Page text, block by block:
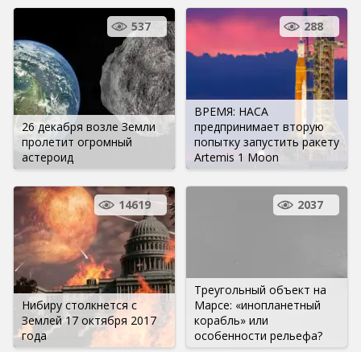
26 декабря возле Земли
пролетит огромный
астероид
537
ВРЕМЯ: НАСА
предпринимает вторую
попытку запустить ракету
Artemis 1 Moon
288
Нибиру столкнется с
Землей 17 октября 2017
года
14619
Треугольный объект на
Марсе: «инопланетный
корабль» или
особенности рельефа?
2037